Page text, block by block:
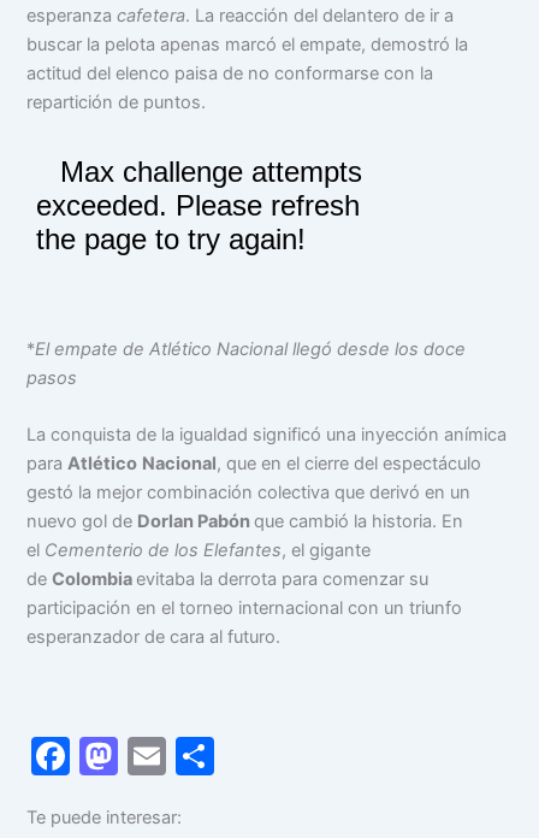
esperanzacafetera. La reacción del delantero de ir a
buscar la pelota apenas marcó el empate, demostró la
actitud del elenco paisa de no conformarse con la
repartición de puntos.
*El empate de Atlético Nacional llegó desde los doce
pasos
La conquista de la igualdad significó una inyección anímica
paraAtlético Nacional, que en el cierre del espectáculo
gestó la mejor combinación colectiva que derivó en un
nuevo gol de Dorlan Pabón que cambió la historia. En
el Cementerio de los Elefantes, el gigante
deColombia evitaba la derrota para comenzar su
participación en el torneo internacional con un triunfo
esperanzador de cara al futuro.
F
M E
Te puede interesar: